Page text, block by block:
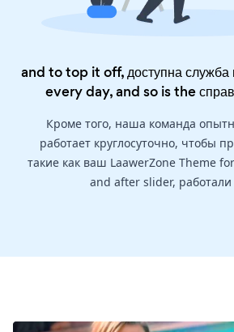
and to top it off, доступна служба
every day, and so is the
Кроме того, наша команда
работает круглосуточно, чтобы
такие как ваш LaawerZone Theme
and after slider, работали